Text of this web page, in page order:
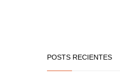
POSTS RECIENTES